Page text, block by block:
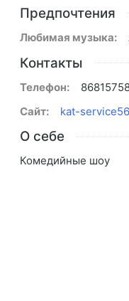
Предпочтения
Любимая музыка:
Контакты
Телефон:
Сайт:
kat-
О себе
Комедийные шоу